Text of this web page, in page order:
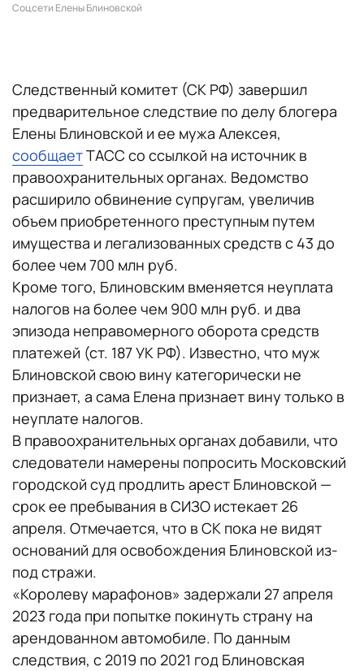
Соцсети Елены Блиновской
Следственный комитет (СК РФ) завершил
предварительное следствие по делу блогера
Елены Блиновской и ее мужа Алексея,
сообщаетТАСС со ссылкой на источник в
правоохранительных органах. Ведомство
расширило обвинение супругам, увеличив
объем приобретенного преступным путем
имущества и легализованных средств с 43 до
более чем 700 млн руб.
Кроме того, Блиновским вменяется неуплата
налогов на более чем 900 млн руб. и два
эпизода неправомерного оборота средств
платежей (ст. 187 УК РФ). Известно, что муж
Блиновской свою вину категорически не
признает, а сама Елена признает вину только в
неуплате налогов.
В правоохранительных органах добавили, что
следователи намерены попросить Московский
городской суд продлить арест Блиновской —
срок ее пребывания в СИЗО истекает 26
апреля. Отмечается, что в СК пока не видят
оснований для освобождения Блиновской из-
под стражи.
«Королеву марафонов» задержали 27 апреля
2023 года при попытке покинуть страну на
арендованном автомобиле. По данным
следствия, с 2019 по 2021 год Блиновская